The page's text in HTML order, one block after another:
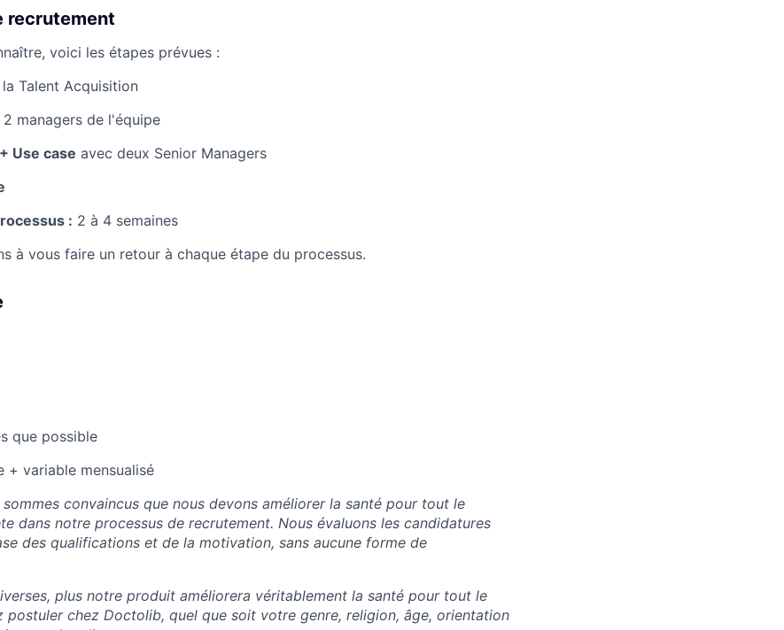
recrutement
voici les étapes prévues :
Talent Acquisition
managers de l'équipe
Use case avec deux Senior Managers
: 2 à 4 semaines
à vous faire un retour à chaque étape du processus.
que possible
+ variable mensualisé
convaincus que nous devons améliorer la santé pour tout le
dans notre processus de recrutement. Nous évaluons les candidatures
des qualifications et de la motivation, sans aucune forme de
plus notre produit améliorera véritablement la santé pour tout le
postuler chez Doctolib, quel que soit votre genre, religion, âge, orientation